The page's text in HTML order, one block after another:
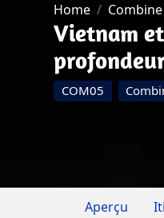
Home Combine
Vietnam
COM05
Aperçu